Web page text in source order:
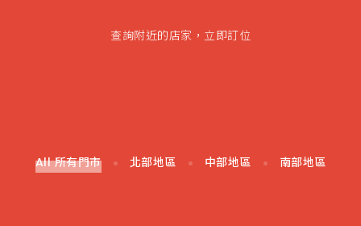
查詢附近的店家，立即訂位
All 所有門市 北部地區 中部地區 南部地區